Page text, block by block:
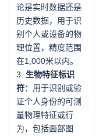
论是实时数据还是
历史数据，用于识
别个人或设备的物
理位置，精度范围
在1,000米以内。
3. 生物特征标识
符：用于识别或验
证个人身份的可测
量物理特征或行
为，包括面部图